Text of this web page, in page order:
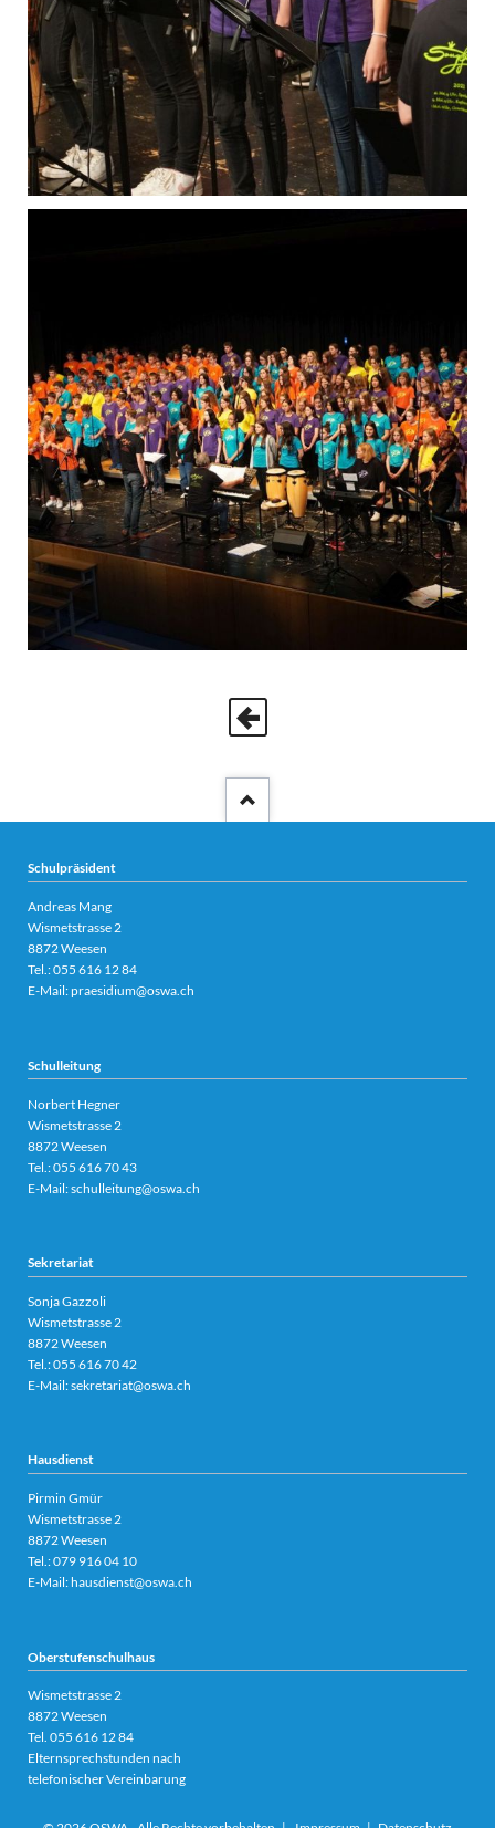
Schulpräsident
Andreas Mang
Wismetstrasse 2
8872 Weesen
Tel.:055 616 12 84
E-Mail:praesidium@oswa.ch
Schulleitung
Norbert Hegner
Wismetstrasse 2
8872 Weesen
Tel.:055 616 70 43
E-Mail:schulleitung@oswa.ch
Sekretariat
Sonja Gazzoli
Wismetstrasse 2
8872 Weesen
Tel.:055 616 70 42
E-Mail:sekretariat@oswa.ch
Hausdienst
Pirmin Gmür
Wismetstrasse 2
8872 Weesen
Tel.: 079 916 04 10
E-Mail:hausdienst@oswa.ch
Oberstufenschulhaus
Wismetstrasse 2
8872 Weesen
Tel. 055 616 12 84
Elternsprechstunden nach
telefonischer Vereinbarung